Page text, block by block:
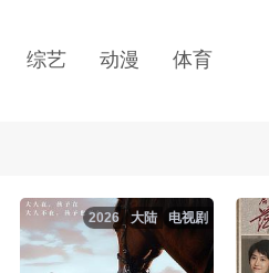
综艺 动漫 体育
电视剧
大陆
2026